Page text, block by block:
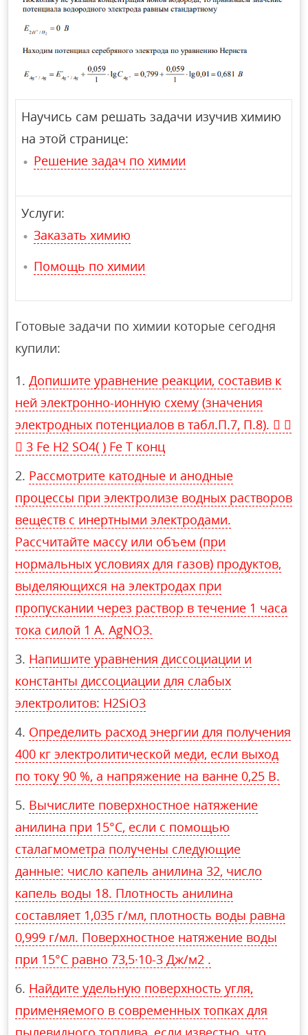
Научись сам решать задачи изучив химию
на этой странице:
Решение задач по химии
Услуги:
Заказать химию
Помощь по химии
Готовые задачи по химии которые сегодня
купили:
Допишите уравнение реакции, составив к
ней электронно-ионную схему (значения
электродных потенциалов в табл.П.7, П.8).  
 3 Fe H2 SO4( ) Fe T конц
Рассмотрите катодные и анодные
процессы при электролизе водных растворов
веществ с инертными электродами.
Рассчитайте массу или объем (при
нормальных условиях для газов) продуктов,
выделяющихся на электродах при
пропускании через раствор в течение 1 часа
тока силой 1 А. AgNO3.
Напишите уравнения диссоциации и
константы диссоциации для слабых
электролитов: H2SiO3
Определить расход энергии для получения
400 кг электролитической меди, если выход
по току 90 %, а напряжение на ванне 0,25 В.
Вычислите поверхностное натяжение
анилина при 15°С, если с помощью
сталагмометра получены следующие
данные: число капель анилина 32, число
капель воды 18. Плотность анилина
составляет 1,035 г/мл, плотность воды равна
0,999 г/мл. Поверхностное натяжение воды
при 15°С равно 73,5·10-3 Дж/м2 .
Найдите удельную поверхность угля,
применяемого в современных топках для